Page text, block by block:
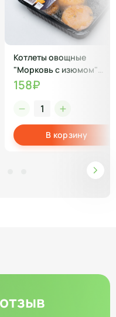
Котлеты овощные
"Морковь с изюмом"
замороженные
158₽
В корзину